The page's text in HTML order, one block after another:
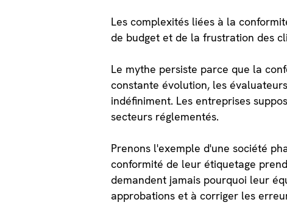
Les complexités liées à la
de budget et de la frustration des
Le mythe persiste parce que la
constante évolution, les
indéfiniment. Les entreprises
secteurs réglementés.
Prenons l'exemple d'une société
conformité de leur étiquetage
demandent jamais pourquoi leur
approbations et à corriger les